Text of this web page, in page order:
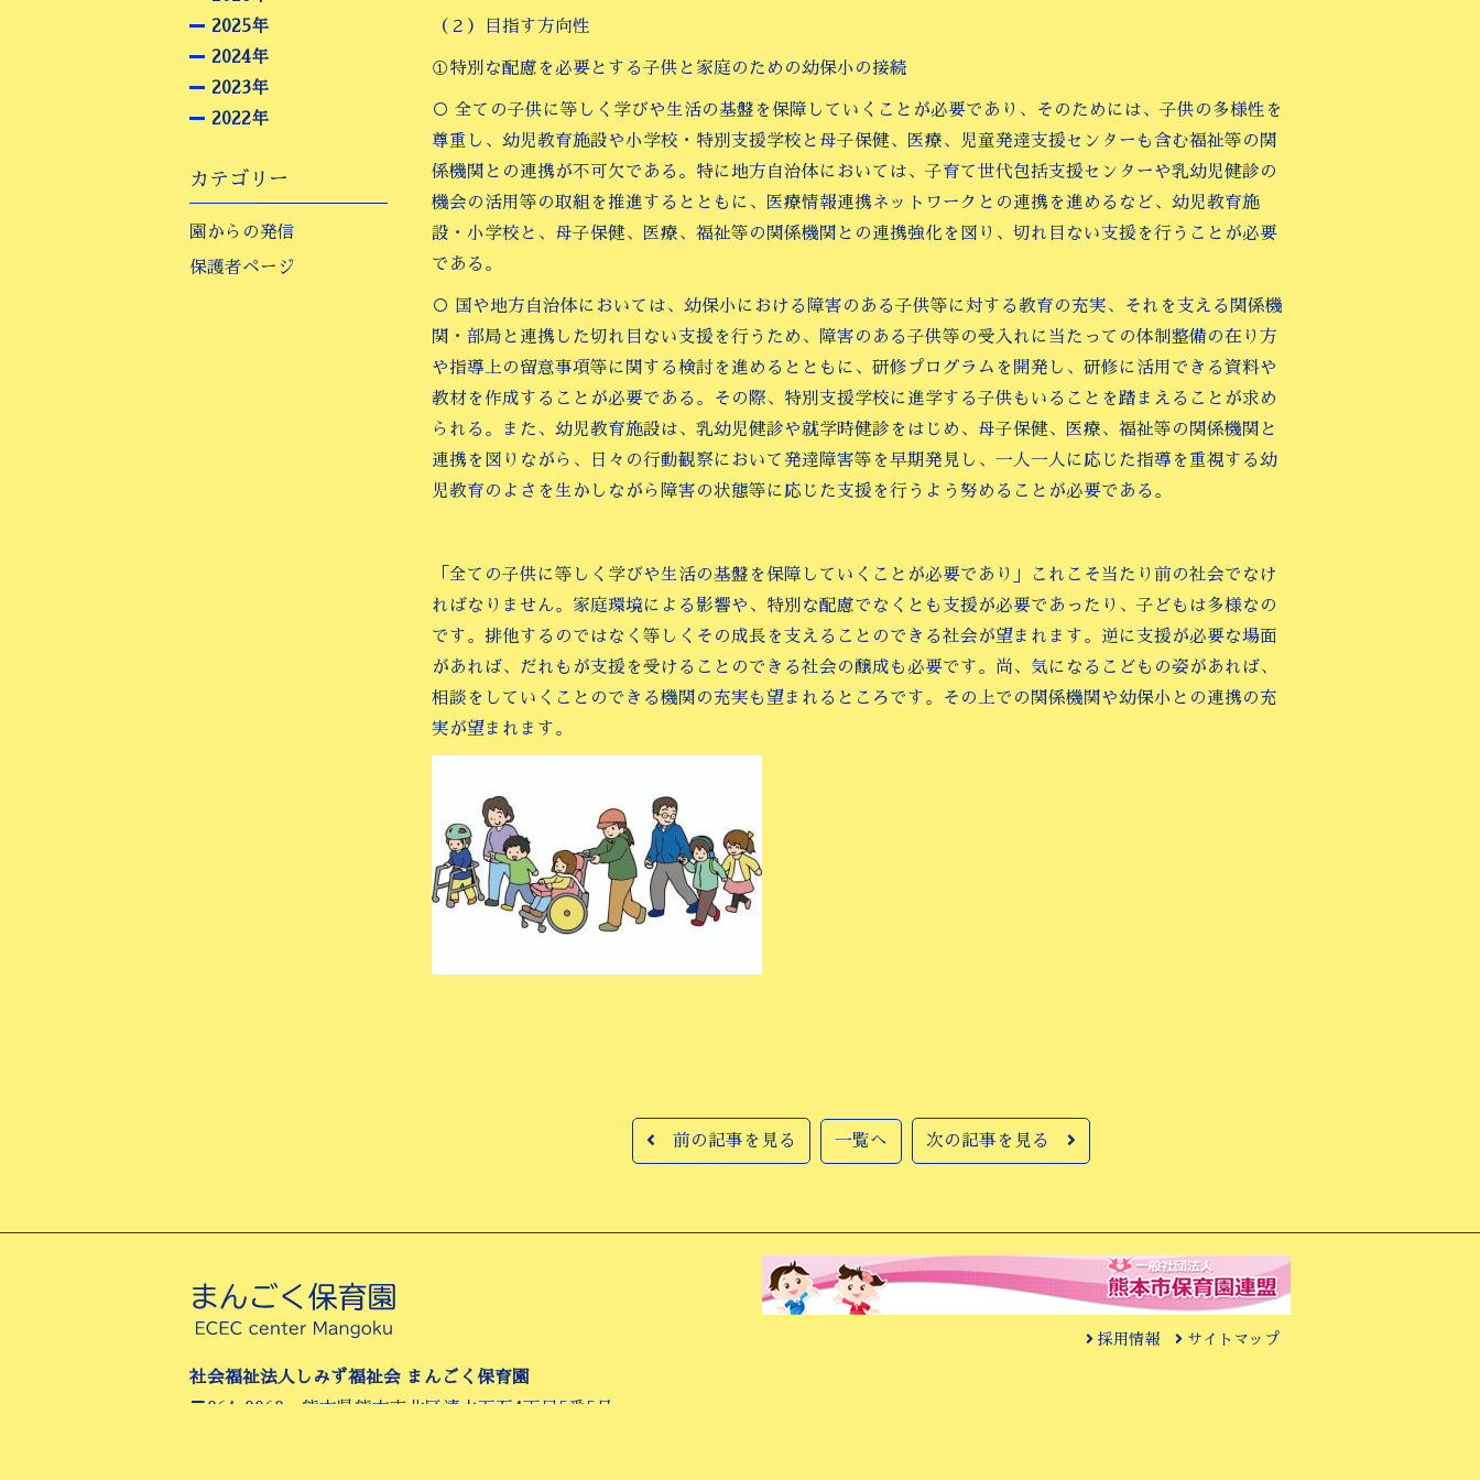
（２）目指す方向性
①特別な配慮を必要とする子供と家庭のための幼保小の接続
○ 全ての子供に等しく学びや生活の基盤を保障していくことが必要であり、そのためには、子供の多様性を
尊重し、幼児教育施設や小学校・特別支援学校と母子保健、医療、児童発達支援センターも含む福祉等の関
係機関との連携が不可欠である。特に地方自治体においては、子育て世代包括支援センターや乳幼児健診の
機会の活用等の取組を推進するとともに、医療情報連携ネットワークとの連携を進めるなど、幼児教育施
設・小学校と、母子保健、医療、福祉等の関係機関との連携強化を図り、切れ目ない支援を行うことが必要
である。
○ 国や地方自治体においては、幼保小における障害のある子供等に対する教育の充実、それを支える関係機
関・部局と連携した切れ目ない支援を行うため、障害のある子供等の受入れに当たっての体制整備の在り方
や指導上の留意事項等に関する検討を進めるとともに、研修プログラムを開発し、研修に活用できる資料や
教材を作成することが必要である。その際、特別支援学校に進学する子供もいることを踏まえることが求め
られる。また、幼児教育施設は、乳幼児健診や就学時健診をはじめ、母子保健、医療、福祉等の関係機関と
連携を図りながら、日々の行動観察において発達障害等を早期発見し、一人一人に応じた指導を重視する幼
児教育のよさを生かしながら障害の状態等に応じた支援を行うよう努めることが必要である。
「全ての子供に等しく学びや生活の基盤を保障していくことが必要であり」これこそ当たり前の社会でなけ
ればなりません。家庭環境による影響や、特別な配慮でなくとも支援が必要であったり、子どもは多様なの
です。排他するのではなく等しくその成長を支えることのできる社会が望まれます。逆に支援が必要な場面
があれば、だれもが支援を受けることのできる社会の醸成も必要です。尚、気になるこどもの姿があれば、
相談をしていくことのできる機関の充実も望まれるところです。その上での関係機関や幼保小との連携の充
実が望まれます。
前の記事を見る 一覧へ 次の記事を見る
2025年
2024年
2023年
2022年
カテゴリー
園からの発信
保護者ページ
社会福祉法人しみず福祉会 まんごく保育園
〒861-8068 熊本県熊本市北区清水万石4丁目5番5号
採用情報 サイトマップ